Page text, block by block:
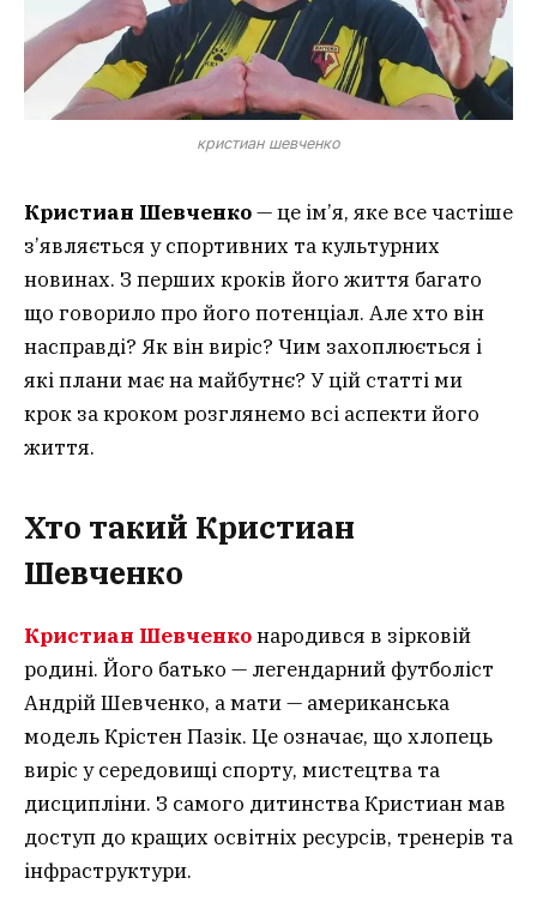
кристиан шевченко
Кристиан Шевченко— це ім’я, яке все частіше
з’являється у спортивних та культурних
новинах. З перших кроків його життя багато
що говорило про його потенціал. Але хто він
насправді? Як він виріс? Чим захоплюється і
які плани має на майбутнє? У цій статті ми
крок за кроком розглянемо всі аспекти його
життя.
Хто такий Кристиан
Шевченко
Кристиан Шевченконародився в зірковій
родині. Його батько — легендарний футболіст
Андрій Шевченко, а мати — американська
модель Крістен Пазік. Це означає, що хлопець
виріс у середовищі спорту, мистецтва та
дисципліни. З самого дитинства Кристиан мав
доступ до кращих освітніх ресурсів, тренерів та
інфраструктури.